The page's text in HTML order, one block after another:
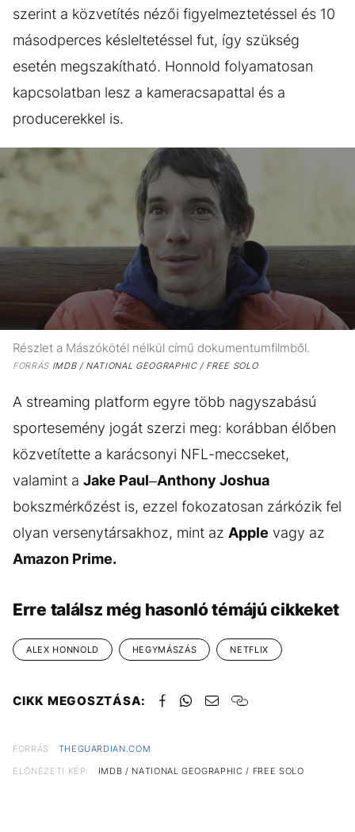
szerint a közvetítés nézői figyelmeztetéssel és 10
másodperces késleltetéssel fut, így szükség
esetén megszakítható. Honnold folyamatosan
kapcsolatban lesz a kameracsapattal és a
producerekkel is.
Részlet a Mászókötél nélkül című dokumentumfilmből.
FORRÁSIMDB / NATIONAL GEOGRAPHIC / FREE SOLO
A streaming platform egyre több nagyszabású
sportesemény jogát szerzi meg: korábban élőben
közvetítette a karácsonyi NFL-meccseket,
valamint a Jake Paul–Anthony Joshua
bokszmérkőzést is, ezzel fokozatosan zárkózik fel
olyan versenytársakhoz, mint az Apple vagy az
Amazon Prime.
Erre találsz még hasonló témájú cikkeket
ALEX HONNOLD HEGYMÁSZÁS NETFLIX
CIKK MEGOSZTÁSA:
FORRÁS
THEGUARDIAN.COM
ELŐNÉZETI KÉP:
IMDB / NATIONAL GEOGRAPHIC / FREE SOLO